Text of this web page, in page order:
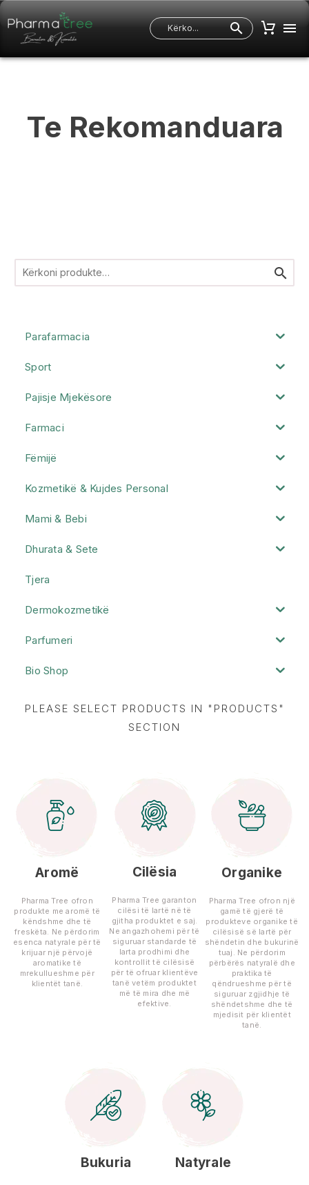
Te Rekomanduara

Parafarmacia
Sport
Pajisje Mjekësore
Farmaci
Fëmijë
Kozmetikë & Kujdes Personal
Mami & Bebi
Dhurata & Sete
Tjera
Dermokozmetikë
Parfumeri
Bio Shop
PLEASE SELECT PRODUCTS IN "PRODUCTS"
SECTION
Aromë
Pharma Tree ofron
produkte me aromë të
këndshme dhe të
freskëta. Ne përdorim
esenca natyrale për të
krijuar një përvojë
aromatike të
mrekullueshme për
klientët tanë.
Cilësia
Pharma Tree garanton
cilësi të lartë në të
gjitha produktet e saj.
Ne angazhohemi për të
siguruar standarde të
larta prodhimi dhe
kontrollit të cilësisë
për të ofruar klientëve
tanë vetëm produktet
më të mira dhe më
efektive.
Organike
Pharma Tree ofron një
gamë të gjerë të
produkteve organike të
cilësisë së lartë për
shëndetin dhe bukurinë
tuaj. Ne përdorim
përbërës natyralë dhe
praktika të
qëndrueshme për të
siguruar zgjidhje të
shëndetshme dhe të
mjedisit për klientët
tanë.
Bukuria Natyrale